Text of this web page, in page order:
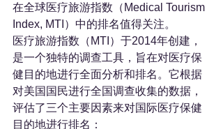
在全球医疗旅游指数（Medical Tourism
Index, MTI）中的排名值得关注。
医疗旅游指数（MTI）于2014年创建，
是一个独特的调查工具，旨在对医疗保
健目的地进行全面分析和排名。它根据
对美国国民进行全国调查收集的数据，
评估了三个主要因素来对国际医疗保健
目的地进行排名：